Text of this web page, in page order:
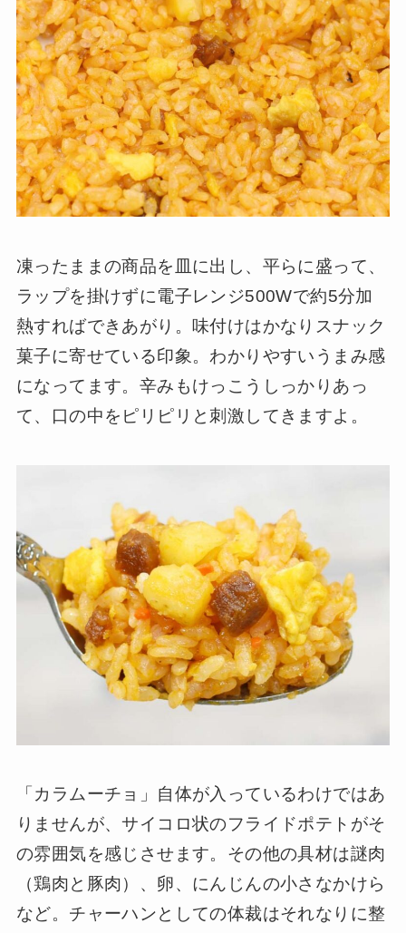
凍ったままの商品を皿に出し、平らに盛って、
ラップを掛けずに電子レンジ500Wで約5分加
熱すればできあがり。味付けはかなりスナック
菓子に寄せている印象。わかりやすいうまみ感
になってます。辛みもけっこうしっかりあっ
て、口の中をピリピリと刺激してきますよ。
「カラムーチョ」自体が入っているわけではあ
りませんが、サイコロ状のフライドポテトがそ
の雰囲気を感じさせます。その他の具材は謎肉
（鶏肉と豚肉）、卵、にんじんの小さなかけら
など。チャーハンとしての体裁はそれなりに整